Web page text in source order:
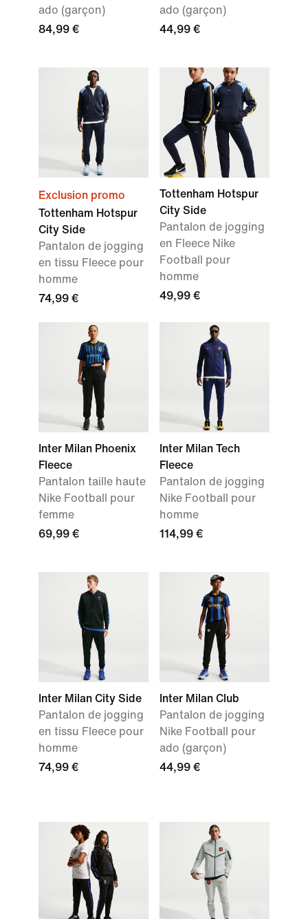
ado (garçon)
84,99 €
ado (garçon)
44,99 €
Exclusion promo
Tottenham Hotspur
City Side
Pantalon de jogging
en tissu Fleece pour
homme
74,99 €
Tottenham Hotspur
City Side
Pantalon de jogging
en Fleece Nike
Football pour
homme
49,99 €
Inter Milan Phoenix
Fleece
Pantalon taille haute
Nike Football pour
femme
69,99 €
Inter Milan Tech
Fleece
Pantalon de jogging
Nike Football pour
homme
114,99 €
Inter Milan City Side
Pantalon de jogging
en tissu Fleece pour
homme
74,99 €
Inter Milan Club
Pantalon de jogging
Nike Football pour
ado (garçon)
44,99 €